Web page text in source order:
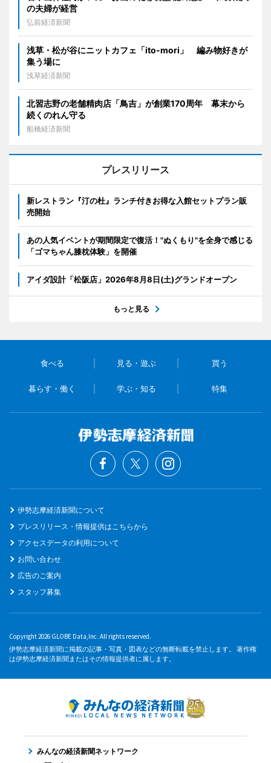
の夫婦が経営
弘前経済新聞
浅草・松が谷にニットカフェ「ito-mori」 編み物好きが
集う場に
浅草経済新聞
北習志野の老舗精肉店「鳥吉」が創業170周年 幕末から
続くのれん守る
船橋経済新聞
プレスリリース
新レストラン『汀の杜』ランチ付きお得な入館セットプラン販
売開始
あの人気イベントが期間限定で復活！"ぬくもり"を全身で感じる
「ゴマちゃん膝枕体験」を開催
アイダ設計「松阪店」2026年8月8日(土)グランドオープン
もっと見る
食べる 見る・遊ぶ 買う
暮らす・働く 学ぶ・知る 特集
伊勢志摩経済新聞について
プレスリリース・情報提供はこちらから
アクセスデータの利用について
お問い合わせ
広告のご案内
スタッフ募集
Copyright 2026 GLOBE Data,Inc. All rights reserved.
伊勢志摩経済新聞に掲載の記事・写真・図表などの無断転載を禁止します。 著作権
は伊勢志摩経済新聞またはその情報提供者に属します。
みんなの経済新聞ネットワーク